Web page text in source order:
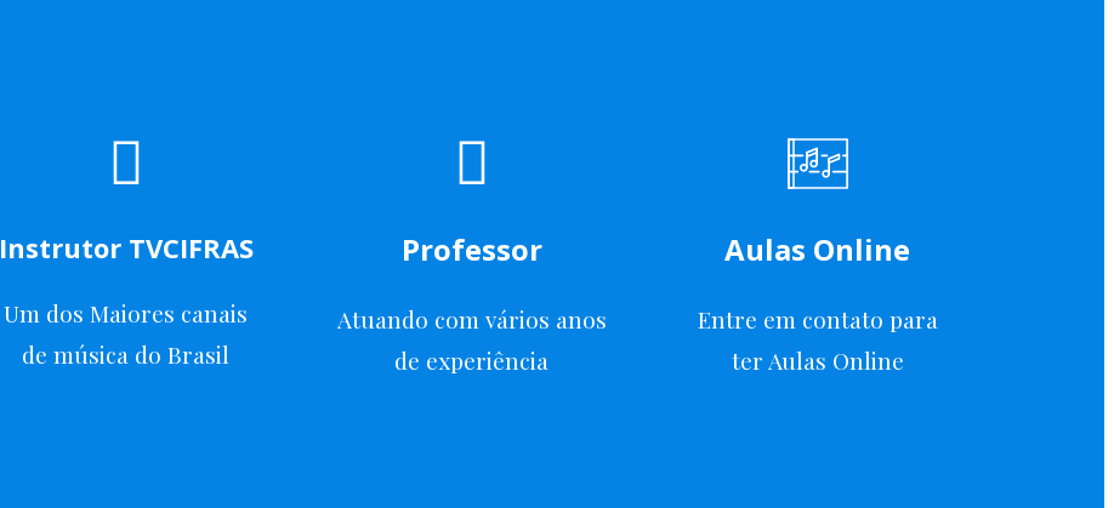
Instrutor TVCIFRAS
Um dos Maiores canais
de música do Brasil
Professor
Atuando com vários anos
de experiência
Aulas Online
Entre em contato para
ter Aulas Online